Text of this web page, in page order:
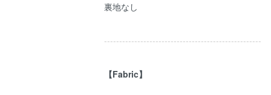
裏地なし
----------------------------------------------------
【Fabric】